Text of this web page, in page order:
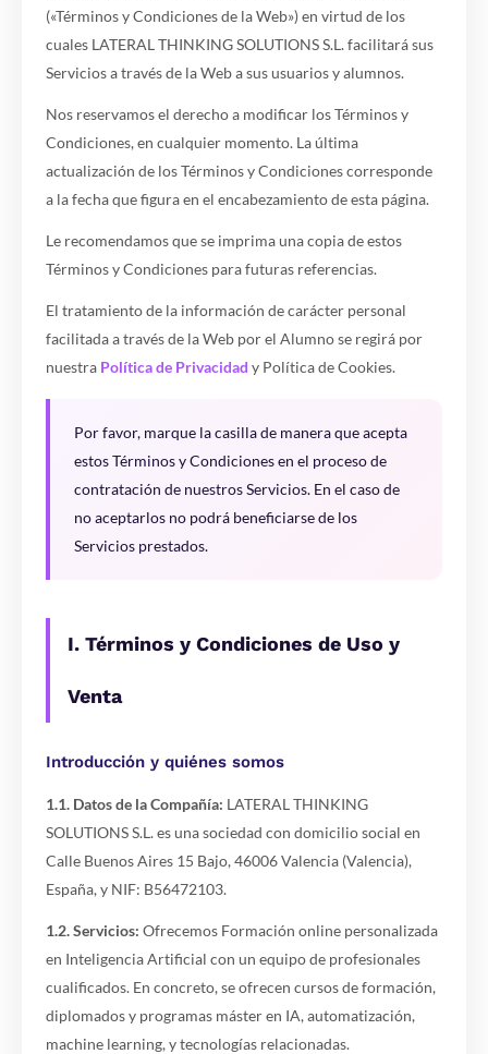
(«Términos y Condiciones de la Web») en virtud de los
cuales LATERAL THINKING SOLUTIONS S.L. facilitará sus
Servicios a través de la Web a sus usuarios y alumnos.
Nos reservamos el derecho a modificar los Términos y
Condiciones, en cualquier momento. La última
actualización de los Términos y Condiciones corresponde
a la fecha que figura en el encabezamiento de esta página.
Le recomendamos que se imprima una copia de estos
Términos y Condiciones para futuras referencias.
El tratamiento de la información de carácter personal
facilitada a través de la Web por el Alumno se regirá por
nuestra Política de Privacidad y Política de Cookies.
Por favor, marque la casilla de manera que acepta
estos Términos y Condiciones en el proceso de
contratación de nuestros Servicios. En el caso de
no aceptarlos no podrá beneficiarse de los
Servicios prestados.
I. Términos y Condiciones de Uso y
Venta
Introducción y quiénes somos
1.1. Datos de la Compañía: LATERAL THINKING
SOLUTIONS S.L. es una sociedad con domicilio social en
Calle Buenos Aires 15 Bajo, 46006 Valencia (Valencia),
España, y NIF: B56472103.
1.2. Servicios: Ofrecemos Formación online personalizada
en Inteligencia Artificial con un equipo de profesionales
cualificados. En concreto, se ofrecen cursos de formación,
diplomados y programas máster en IA, automatización,
machine learning, y tecnologías relacionadas.